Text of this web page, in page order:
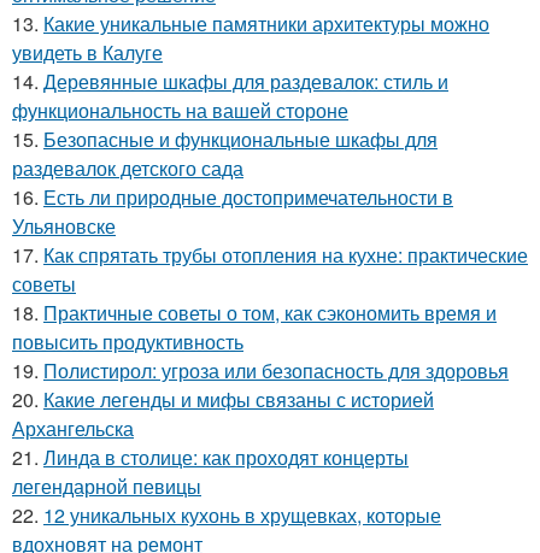
13. Какие уникальные памятники архитектуры можно
увидеть в Калуге
14. Деревянные шкафы для раздевалок: стиль и
функциональность на вашей стороне
15. Безопасные и функциональные шкафы для
раздевалок детского сада
16. Есть ли природные достопримечательности в
Ульяновске
17. Как спрятать трубы отопления на кухне: практические
советы
18. Практичные советы о том, как сэкономить время и
повысить продуктивность
19. Полистирол: угроза или безопасность для здоровья
20. Какие легенды и мифы связаны с историей
Архангельска
21. Линда в столице: как проходят концерты
легендарной певицы
22. 12 уникальных кухонь в хрущевках, которые
вдохновят на ремонт